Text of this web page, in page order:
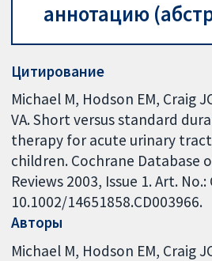
аннотацию
Цитирование
Michael M, Hodson EM, Craig
VA. Short versus standard
therapy for acute urinary
children. Cochrane Database
Reviews 2003, Issue 1. Art. No.:
10.1002/14651858.CD003966.
Авторы
Michael M Hodson EM Craig